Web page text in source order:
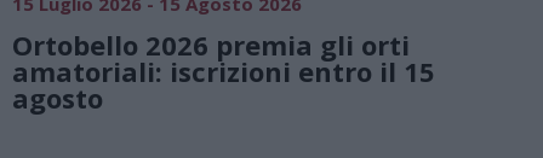
Vivi l’estate a Villa Fogazzaro Roi.
natura e atmosfere senza tempo
Lago di Lugano
Valsolda